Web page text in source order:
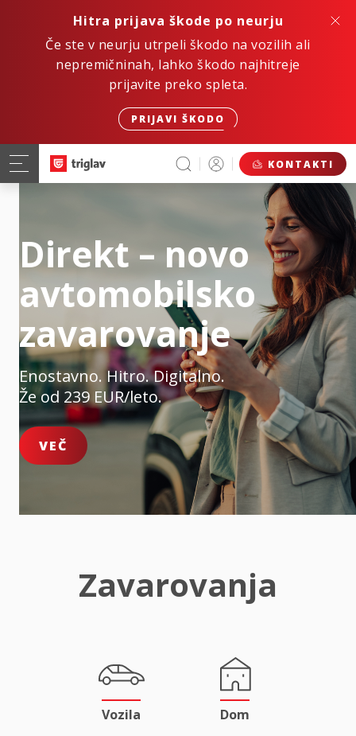
Hitra prijava škode po neurju
Če ste v neurju utrpeli škodo na vozilih ali
nepremičninah, lahko škodo najhitreje
prijavite preko spleta.
PRIJAVI ŠKODO
KONTAKTI
Direkt – novo
avtomobilsko
zavarovanje
Enostavno. Hitro. Digitalno.
Že od 239 EUR/leto.
VEČ
Zavarovanja
Vozila Dom